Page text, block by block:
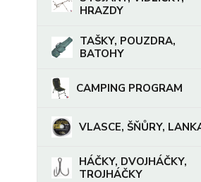
HRAZDY
TAŠKY, POUZDRA,
BATOHY
CAMPING PROGRAM
VLASCE, ŠŇŮRY,
HÁČKY, DVOJHÁČKY,
TROJHÁČKY